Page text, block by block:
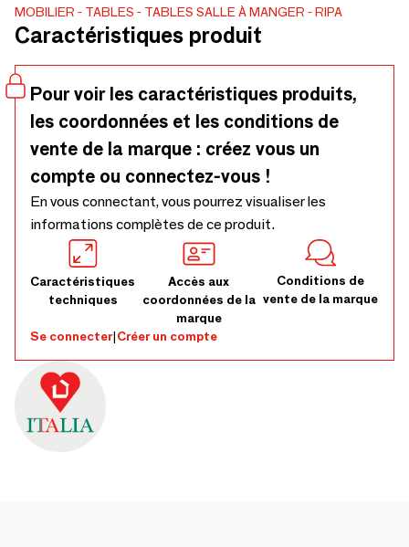
caractéristique principale est la finition minérale STRATA,
une texture à base de chaux appliquée à la main qui
strate enregistre le temps, les gestes et les variations,
tandis que la couleur pénètre la surface sans la recouvrir,
révélant ainsi la profondeur et la richesse de la matière.
MOBILIER TABLES TABLES SALLE À MANGER RIPA
Caractéristiques produit
Pour voir les caractéristiques produits,
les coordonnées et les conditions de
vente de la marque : créez vous un
compte ou connectez-vous !
En vous connectant, vous pourrez visualiser les
informations complètes de ce produit.
Caractéristiques
techniques
Accès aux
coordonnées de la
marque
Conditions de
vente de la marque
Se connecter|Créer un compte